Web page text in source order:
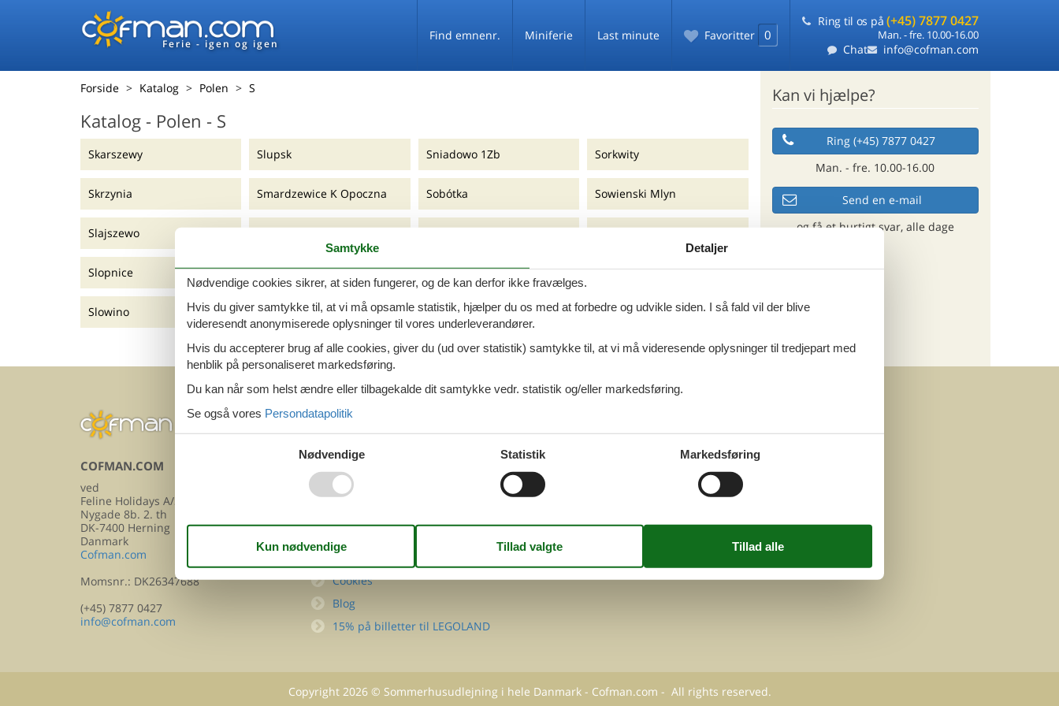
Ferie - igen og igen
Find emnenr. Miniferie Last minute Favoritter 0
Ring til os på (+45) 7877 0427
Man. - fre. 10.00-16.00
Chat info@cofman.com
Forside Katalog Polen S
Katalog - Polen - S
Skarszewy
Skrzynia
Slajszewo
Slopnice
Slowino
Slupsk
Smardzewice K Opoczna
Smoldzino
Smoldzinski Las
Smólnik
Sniadowo 1Zb
Sobótka
Solec
Sominy
Sopot
Sorkwity
Sowienski Mlyn
Spore
Spychowo
Spychowo-Kierwik
<< < 1 2 3 4 5 > >>
Kan vi hjælpe?
Ring (+45) 7877 0427
Man. - fre. 10.00-16.00
Send en e-mail
og få et hurtigt svar, alle dage
COFMAN.COM
ved
Feline Holidays A/S
Nygade 8b. 2. th
DK-7400 Herning
Danmark
Cofman.com
Momsnr.: DK26347688
(+45) 7877 0427
info@cofman.com
INFORMATION
Kontakt
Persondatapolitik
Cookies
Blog
15% på billetter til LEGOLAND
Copyright 2026© Sommerhusudlejning i hele Danmark - Cofman.com - All rights reserved.
Samtykke Detaljer
Nødvendige cookies sikrer, at siden fungerer, og de kan derfor ikke fravælges.
Hvis du giver samtykke til, at vi må opsamle statistik, hjælper du os med at forbedre og udvikle siden. I så fald vil der blive
videresendt anonymiserede oplysninger til vores underleverandører.
Hvis du accepterer brug af alle cookies, giver du (ud over statistik) samtykke til, at vi må videresende oplysninger til tredjepart med
henblik på personaliseret markedsføring.
Du kan når som helst ændre eller tilbagekalde dit samtykke vedr. statistik og/eller markedsføring.
Se også vores Persondatapolitik
Nødvendige Statistik Markedsføring